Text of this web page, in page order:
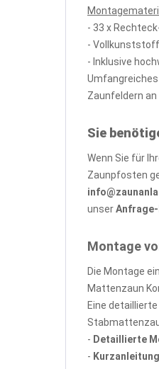
- 33 x
-
- Inklusive
Umfangreiches
Zaunfeldern
Sie
Wenn Sie für
Zaunpfosten
unser
Montage
Die Montage
Mattenzaun
Eine
- Detaillierte
-